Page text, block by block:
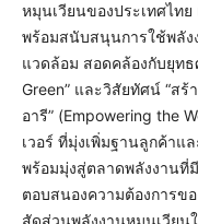
หมุนเวียนของประเทศไท
พร้อมสนับสนุนการใช้พลัง
แวดล้อม สอดคล้องกับยุทธ
Green” และวิสัยทัศน์ “ส
อารี” (Empowering the
เวอร์ ที่มุ่งเพิ่มฐานลูกค้า
พร้อมมุ่งสู่ตลาดพลังงานที่
ตอบสนองความต้องการข
สัดส่วนพลังงานหมุนเวียน